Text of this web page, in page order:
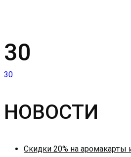
30
Навигация
по
30
НОВОСТИ
Скидки 20% на аромакарты